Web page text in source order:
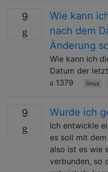
9
Wie kann
nach dem
Änderung
Wie kann ich
Datum der
1379
linux
9 Wurde ich
Ich entwickle
es soll mit
also ist es wie
verbunden, so